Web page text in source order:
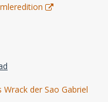
der Sao Gabriel